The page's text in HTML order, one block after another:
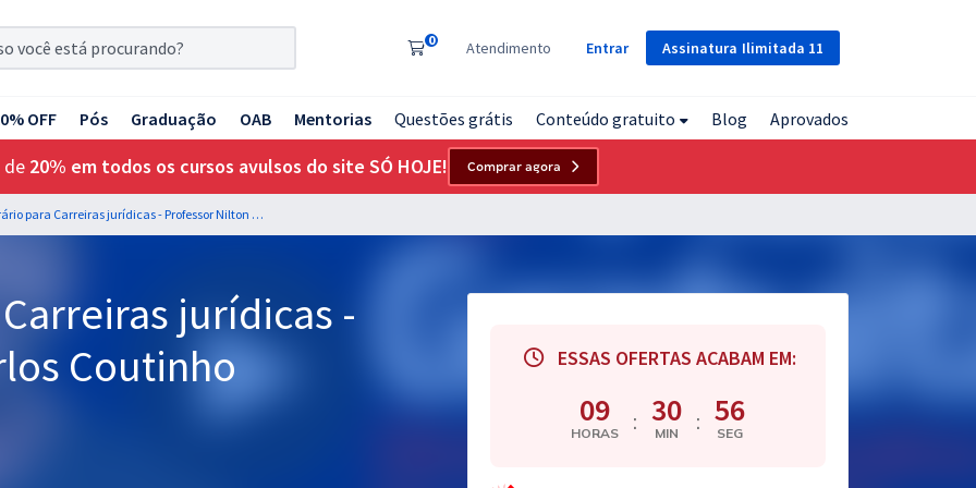
Assinatura Ilimitada 11
0 Atendimento Entrar
OFF Pós Graduação OAB Mentorias Questões grátis Conteúdo gratuito Blog Aprovados
de 20% em todos os cursos avulsos do site SÓ HOJE! Comprar agora
Direito Agrário para Carreiras jurídicas - Professor Nilton Carlos Coutinho
jurídicas -
Coutinho
ESSAS OFERTAS ACABAM EM:
09
HORAS : 30
MIN : 54
SEG